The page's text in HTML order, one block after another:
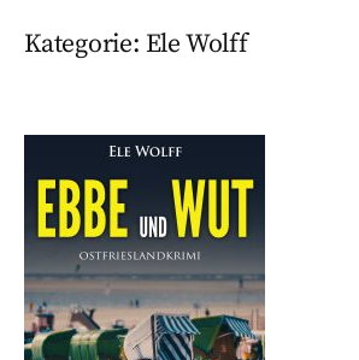
Kategorie: Ele Wolff